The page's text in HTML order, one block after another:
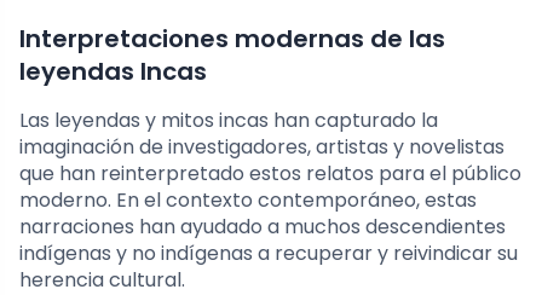
Interpretaciones modernas de las
leyendas Incas
Las leyendas y mitos incas han capturado la
imaginación de investigadores, artistas y novelistas
que han reinterpretado estos relatos para el público
moderno. En el contexto contemporáneo, estas
narraciones han ayudado a muchos descendientes
indígenas y no indígenas a recuperar y reivindicar su
herencia cultural.